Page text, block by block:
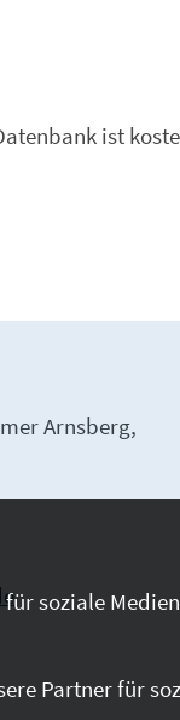
ist
Arnsberg,
soziale
Partner für